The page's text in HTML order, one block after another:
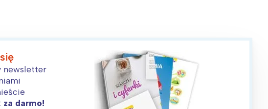
newsletter
darmo!